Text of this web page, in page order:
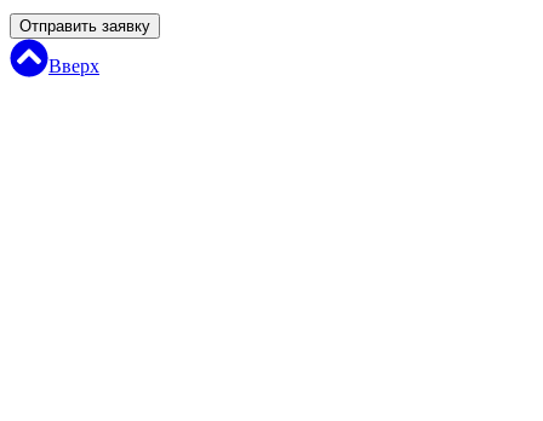
Отправить заявку
Вверх